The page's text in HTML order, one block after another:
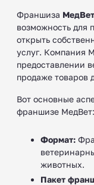
Франшиза МедВет
возможность для
открыть
услуг. Компания
предоставлении
продаже товаров
Вот основные
франшизе МедВет:
Формат:
животных.
Пакет